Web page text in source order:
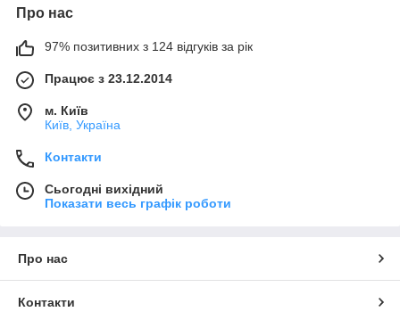
Про нас
97% позитивних з 124 відгуків за рік
Працює з 23.12.2014
м. Київ
Київ, Україна
Контакти
Сьогодні вихідний
Показати весь графік роботи
Про нас
Контакти